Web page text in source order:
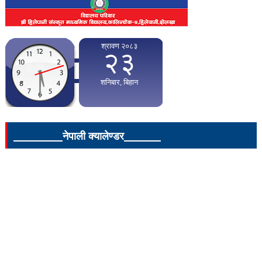
____________नेपाली क्यालेण्डर_________